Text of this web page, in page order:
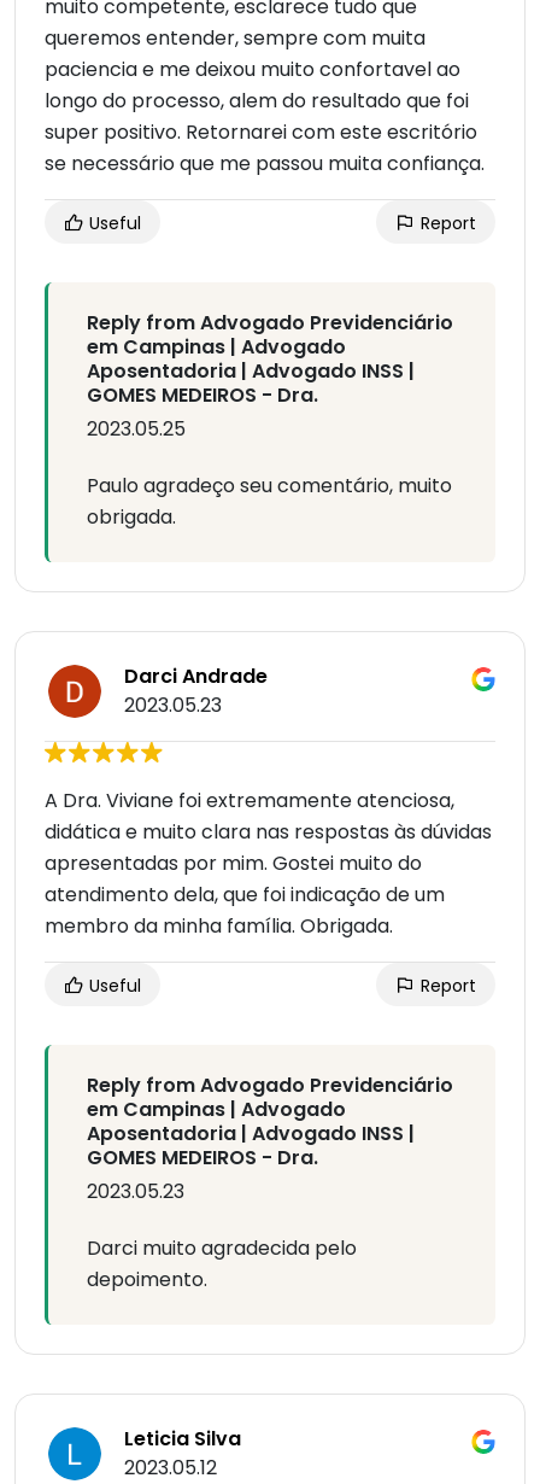
muito competente, esclarece tudo que
queremos entender, sempre com muita
paciencia e me deixou muito confortavel ao
longo do processo, alem do resultado que foi
super positivo. Retornarei com este escritório
se necessário que me passou muita confiança.
Useful Report
Reply from Advogado Previdenciário
em Campinas | Advogado
Aposentadoria | Advogado INSS |
GOMES MEDEIROS - Dra.
2023.05.25
Paulo agradeço seu comentário, muito
obrigada.
Darci Andrade
2023.05.23
A Dra. Viviane foi extremamente atenciosa,
didática e muito clara nas respostas às dúvidas
apresentadas por mim. Gostei muito do
atendimento dela, que foi indicação de um
membro da minha família. Obrigada.
Useful Report
Reply from Advogado Previdenciário
em Campinas | Advogado
Aposentadoria | Advogado INSS |
GOMES MEDEIROS - Dra.
2023.05.23
Darci muito agradecida pelo
depoimento.
Leticia Silva
2023.05.12